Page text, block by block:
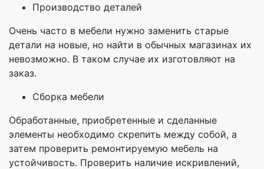
Производство деталей
Очень часто в мебели нужно заменить старые
детали на новые, но найти в обычных магазинах их
невозможно. В таком случае их изготовляют на
заказ.
Сборка мебели
Обработанные, приобретенные и сделанные
элементы необходимо скрепить между собой, а
затем проверить ремонтируемую мебель на
устойчивость. Проверить наличие искривлений,